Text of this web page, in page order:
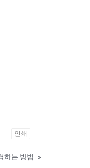
인쇄
하는 방법 »